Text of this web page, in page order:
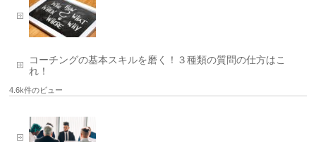
コーチングの基本スキルを磨く！３種類の質問の仕方はこ
れ！
4.6k件のビュー